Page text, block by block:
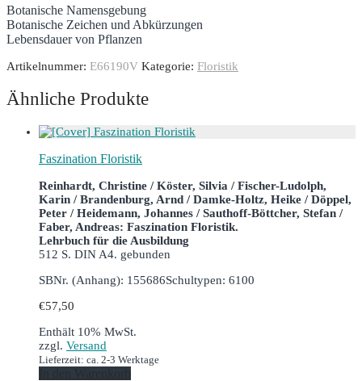
Botanische Namensgebung
Botanische Zeichen und Abkürzungen
Lebensdauer von Pflanzen
Artikelnummer: E66190V Kategorie: Floristik
Ähnliche Produkte
Faszination Floristik
Reinhardt, Christine / Köster, Silvia / Fischer-Ludolph,
Karin / Brandenburg, Arnd / Damke-Holtz, Heike / Döppel,
Peter / Heidemann, Johannes / Sauthoff-Böttcher, Stefan /
Faber, Andreas: Faszination Floristik.
Lehrbuch für die Ausbildung
512 S. DIN A4. gebunden
SBNr. (Anhang): 155686Schultypen: 6100
€57,50
Enthält 10% MwSt.
zzgl. Versand
Lieferzeit: ca. 2-3 Werktage
In den Warenkorb